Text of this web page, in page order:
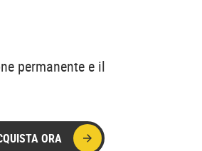
permanente e il
ORA